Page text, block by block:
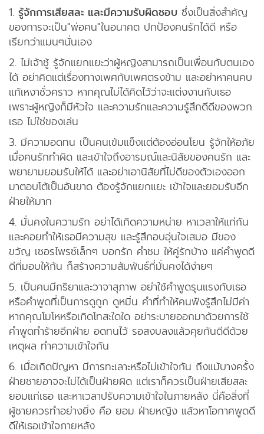
1. รู้จักการเสียสละ และมีความรับผิดชอบ ซึ่งเป็นสิ่งสำคัญ
ของการจะเป็น"พ่อคน"ในอนาคต ปกป้องคนรักได้ดี หรือ
เรียกว่าแมนๆนั่นเอง
2. ไม่เจ้าชู้ รู้จักแยกแยะว่าผู้หญิงสามารถเป็นเพื่อนกับตนเอง
ได้ อย่าคิดแต่เรื่องทางเพศกับเพศตรงข้าม และอย่าหาคนคบ
แก้เหงาชั่วคราว หากคุณไม่ได้คิดไว้ว่าจะแต่งงานกับเธอ
เพราะผู้หญิงก็มีหัวใจ และความรักและความรู้สึกดีดีของพวก
เธอ ไม่ใช่ของเล่น
3. มีความอดทน เป็นคนเข้มแข็งแต่ต้องอ่อนโยน รู้จักให้อภัย
เมื่อคนรักทำผิด และเข้าใจถึงอารมณ์และนิสัยของคนรัก และ
พยายามยอมรับให้ได้ และอย่าเอานิสัยที่ไม่ดีของตัวเองออก
มาตอบโต้เป็นอันขาด ต้องรู้จักแยกแยะ เข้าใจและยอมรับอีก
ฝ่ายให้มาก
4. มั่นคงในความรัก อย่าได้เกิดความหน่าย หาเวลาให้แก่กัน
และคอยทำให้เธอมีความสุข และรู้สึกอบอุ่นใจเสมอ มีของ
ขวัญ เซอรไพรซ์เล็กๆ บอกรัก คำชม ให้คู่รักบ้าง แค่คำพูดดี
ดีที่มอบให้กัน ก็สร้างความสัมพันธ์ที่มั่นคงได้ง่ายๆ
5. เป็นคนมีกริยาและวาจาสุภาพ อย่าใช้คำพูดรุนแรงกับเธอ
หรือคำพูดที่เป็นการดูถูก ดูหมิ่น คำที่ทำให้คนฟังรู้สึกไม่มีค่า
หากคุณโมโหหรือเกิดโทสะใดใด อย่าระบายออกมาด้วยการใช้
คำพูดทำร้ายอีกฝ่าย อดทนไว้ รอสงบลงแล้วคุยกันดีดีด้วย
เหตุผล ทำความเข้าใจกัน
6. เมื่อเกิดปัญหา มีการทะเลาะหรือไม่เข้าใจกัน ถึงแม้บางครั้ง
ฝ่ายชายอาจจะไม่ได้เป็นฝ่ายผิด แต่เราก็ควรเป็นฝ่ายเสียสละ
ยอมแก่เธอ และหาเวลาปรับความเข้าใจในภายหลัง นี่คือสิ่งที่
ผู้ชายควรทำอย่างยิ่ง คือ ยอม ฝ่ายหญิง แล้วหาโอกาศพูดดี
ดีให้เธอเข้าใจภายหลัง